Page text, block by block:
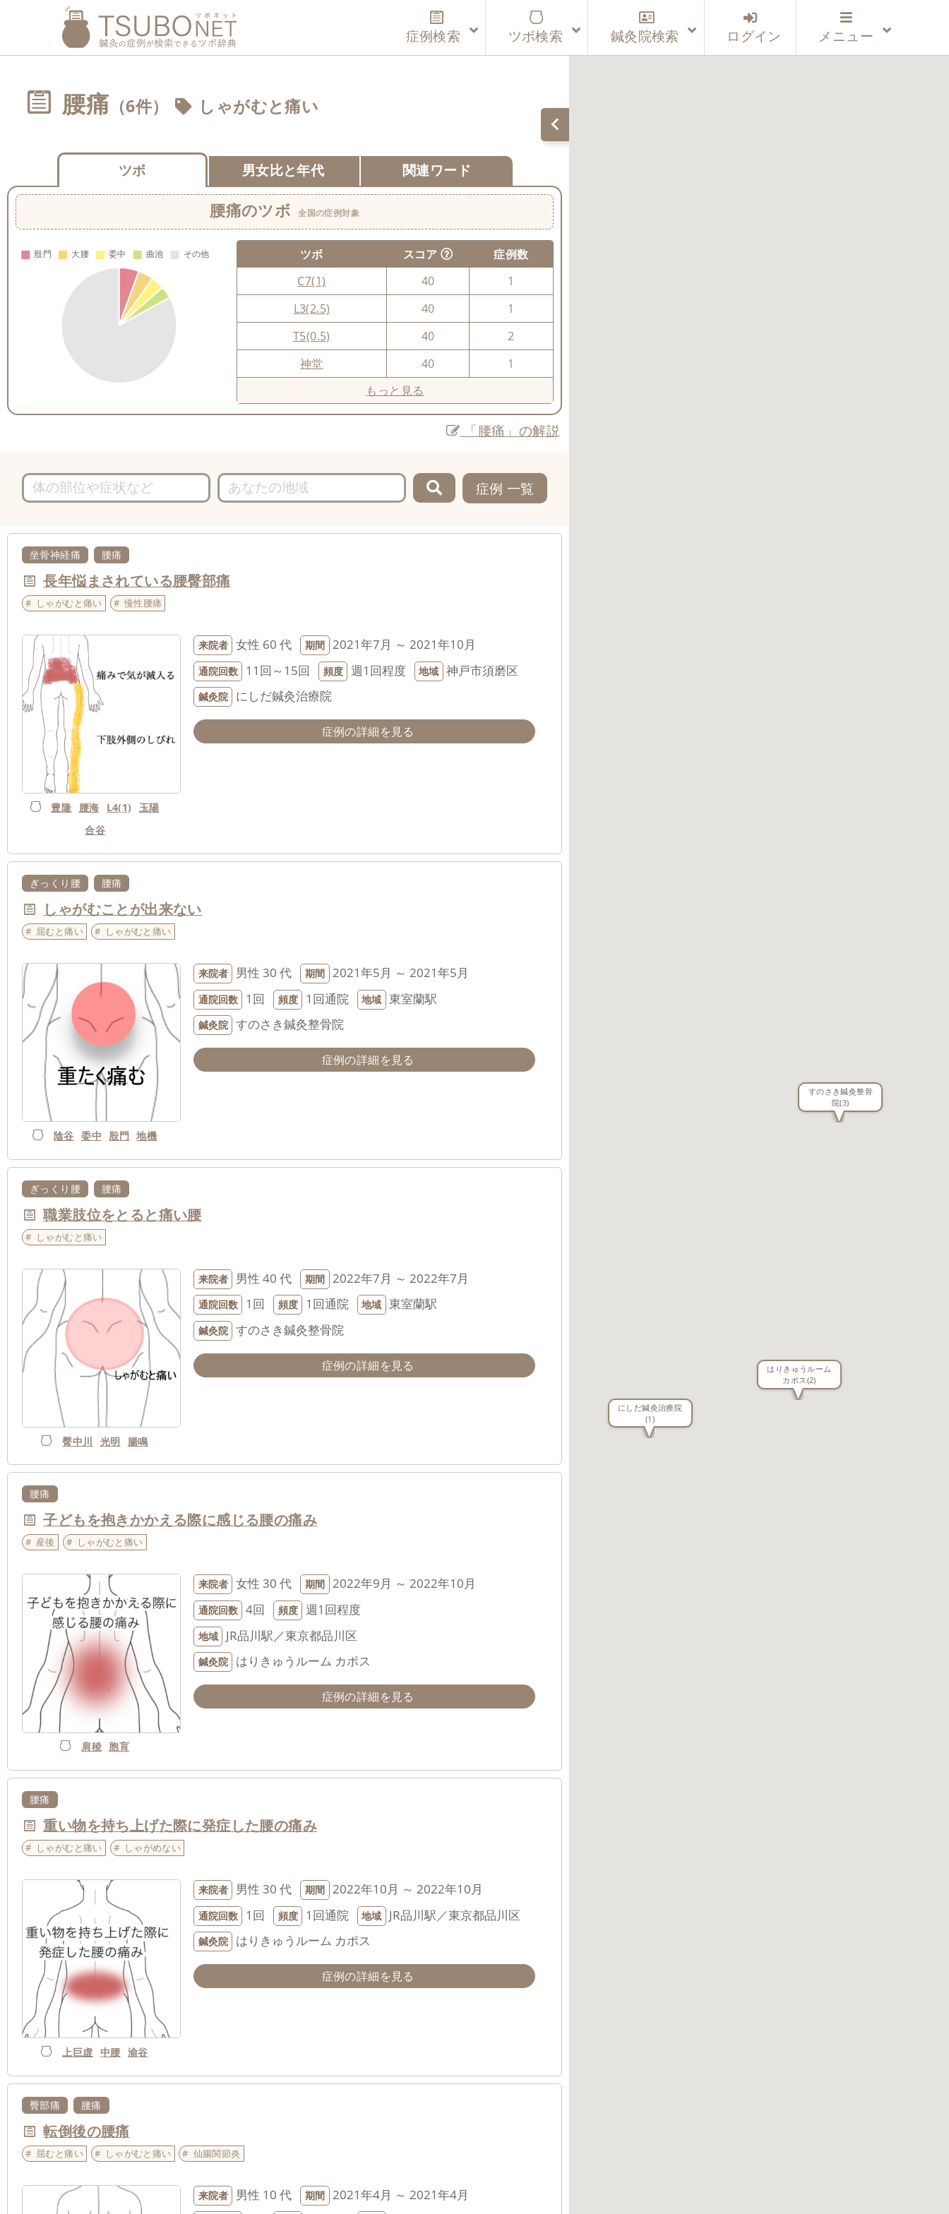
症例検索 ツボ検索 鍼灸院検索 ログイン メニュー
腰痛 （6件） しゃがむと痛い
ツボ 男女比と年代 関連ワード
腰痛のツボ 全国の症例対象
ツボ スコア
症例数
C7(1)
40
1
L3(2.5)
40
1
T5(0.5)
40
2
神堂
40
1
もっと見る
「腰痛」の解説
症例 一覧
坐骨神経痛 腰痛
長年悩まされている腰臀部痛
しゃがむと痛い 慢性腰痛
豊隆 腰海 L4(1)
玉陽
合谷
来院者 女性 60 代 期間 2021年7月 ～ 2021年10月
通院回数 11回～15回 頻度 週1回程度 地域 神戸市須磨区
鍼灸院 にしだ鍼灸治療院
症例の詳細を見る
ぎっくり腰 腰痛
しゃがむことが出来ない
屈むと痛い しゃがむと痛い
陰谷 委中 殷門 地機
来院者 男性 30 代 期間 2021年5月 ～ 2021年5月
通院回数 1回 頻度 1回通院 地域 東室蘭駅
鍼灸院 すのさき鍼灸整骨院
症例の詳細を見る
ぎっくり腰 腰痛
職業肢位をとると痛い腰
しゃがむと痛い
臀中川 光明 腸鳴
来院者 男性 40 代 期間 2022年7月 ～ 2022年7月
通院回数 1回 頻度 1回通院 地域 東室蘭駅
鍼灸院 すのさき鍼灸整骨院
症例の詳細を見る
腰痛
子どもを抱きかかえる際に感じる腰の痛み
産後 しゃがむと痛い
肩稜 胞肓
来院者 女性 30 代 期間 2022年9月 ～ 2022年10月
通院回数 4回 頻度 週1回程度
地域 JR品川駅／東京都品川区
鍼灸院 はりきゅうルーム カポス
症例の詳細を見る
腰痛
重い物を持ち上げた際に発症した腰の痛み
しゃがむと痛い しゃがめない
上巨虚 中腰 渝谷
来院者 男性 30 代 期間 2022年10月 ～ 2022年10月
通院回数 1回 頻度 1回通院 地域 JR品川駅／東京都品川区
鍼灸院 はりきゅうルーム カポス
症例の詳細を見る
臀部痛 腰痛
転倒後の腰痛
屈むと痛い しゃがむと痛い 仙腸関節炎
来院者 男性 10 代 期間 2021年4月 ～ 2021年4月
すのさき鍼灸整骨
院(3)
はりきゅうルーム
カポス(2)
にしだ鍼灸治療院
(1)